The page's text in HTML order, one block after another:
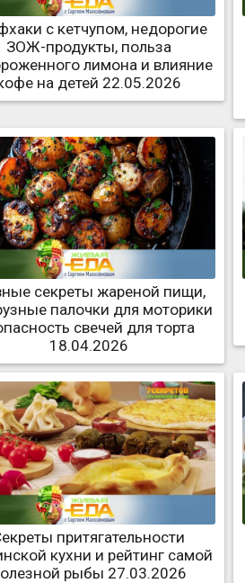
с кетчупом, недорогие
ЗОЖ-продукты, польза
лимона и влияние
на детей 22.05.2026
секреты жареной пищи,
палочки для моторики
свечей для торта
18.04.2026
притягательности
кухни и рейтинг самой
рыбы 27.03.2026